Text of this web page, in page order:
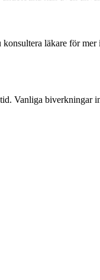
läkare för
Vanliga biverkningar